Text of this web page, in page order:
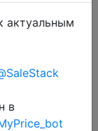
актуальным
в